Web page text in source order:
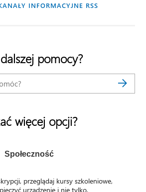
INFORMACYJNE RSS
pomocy?
więcej opcji?
Społeczność
przeglądaj kursy szkoleniowe,
urządzenie i nie tylko.